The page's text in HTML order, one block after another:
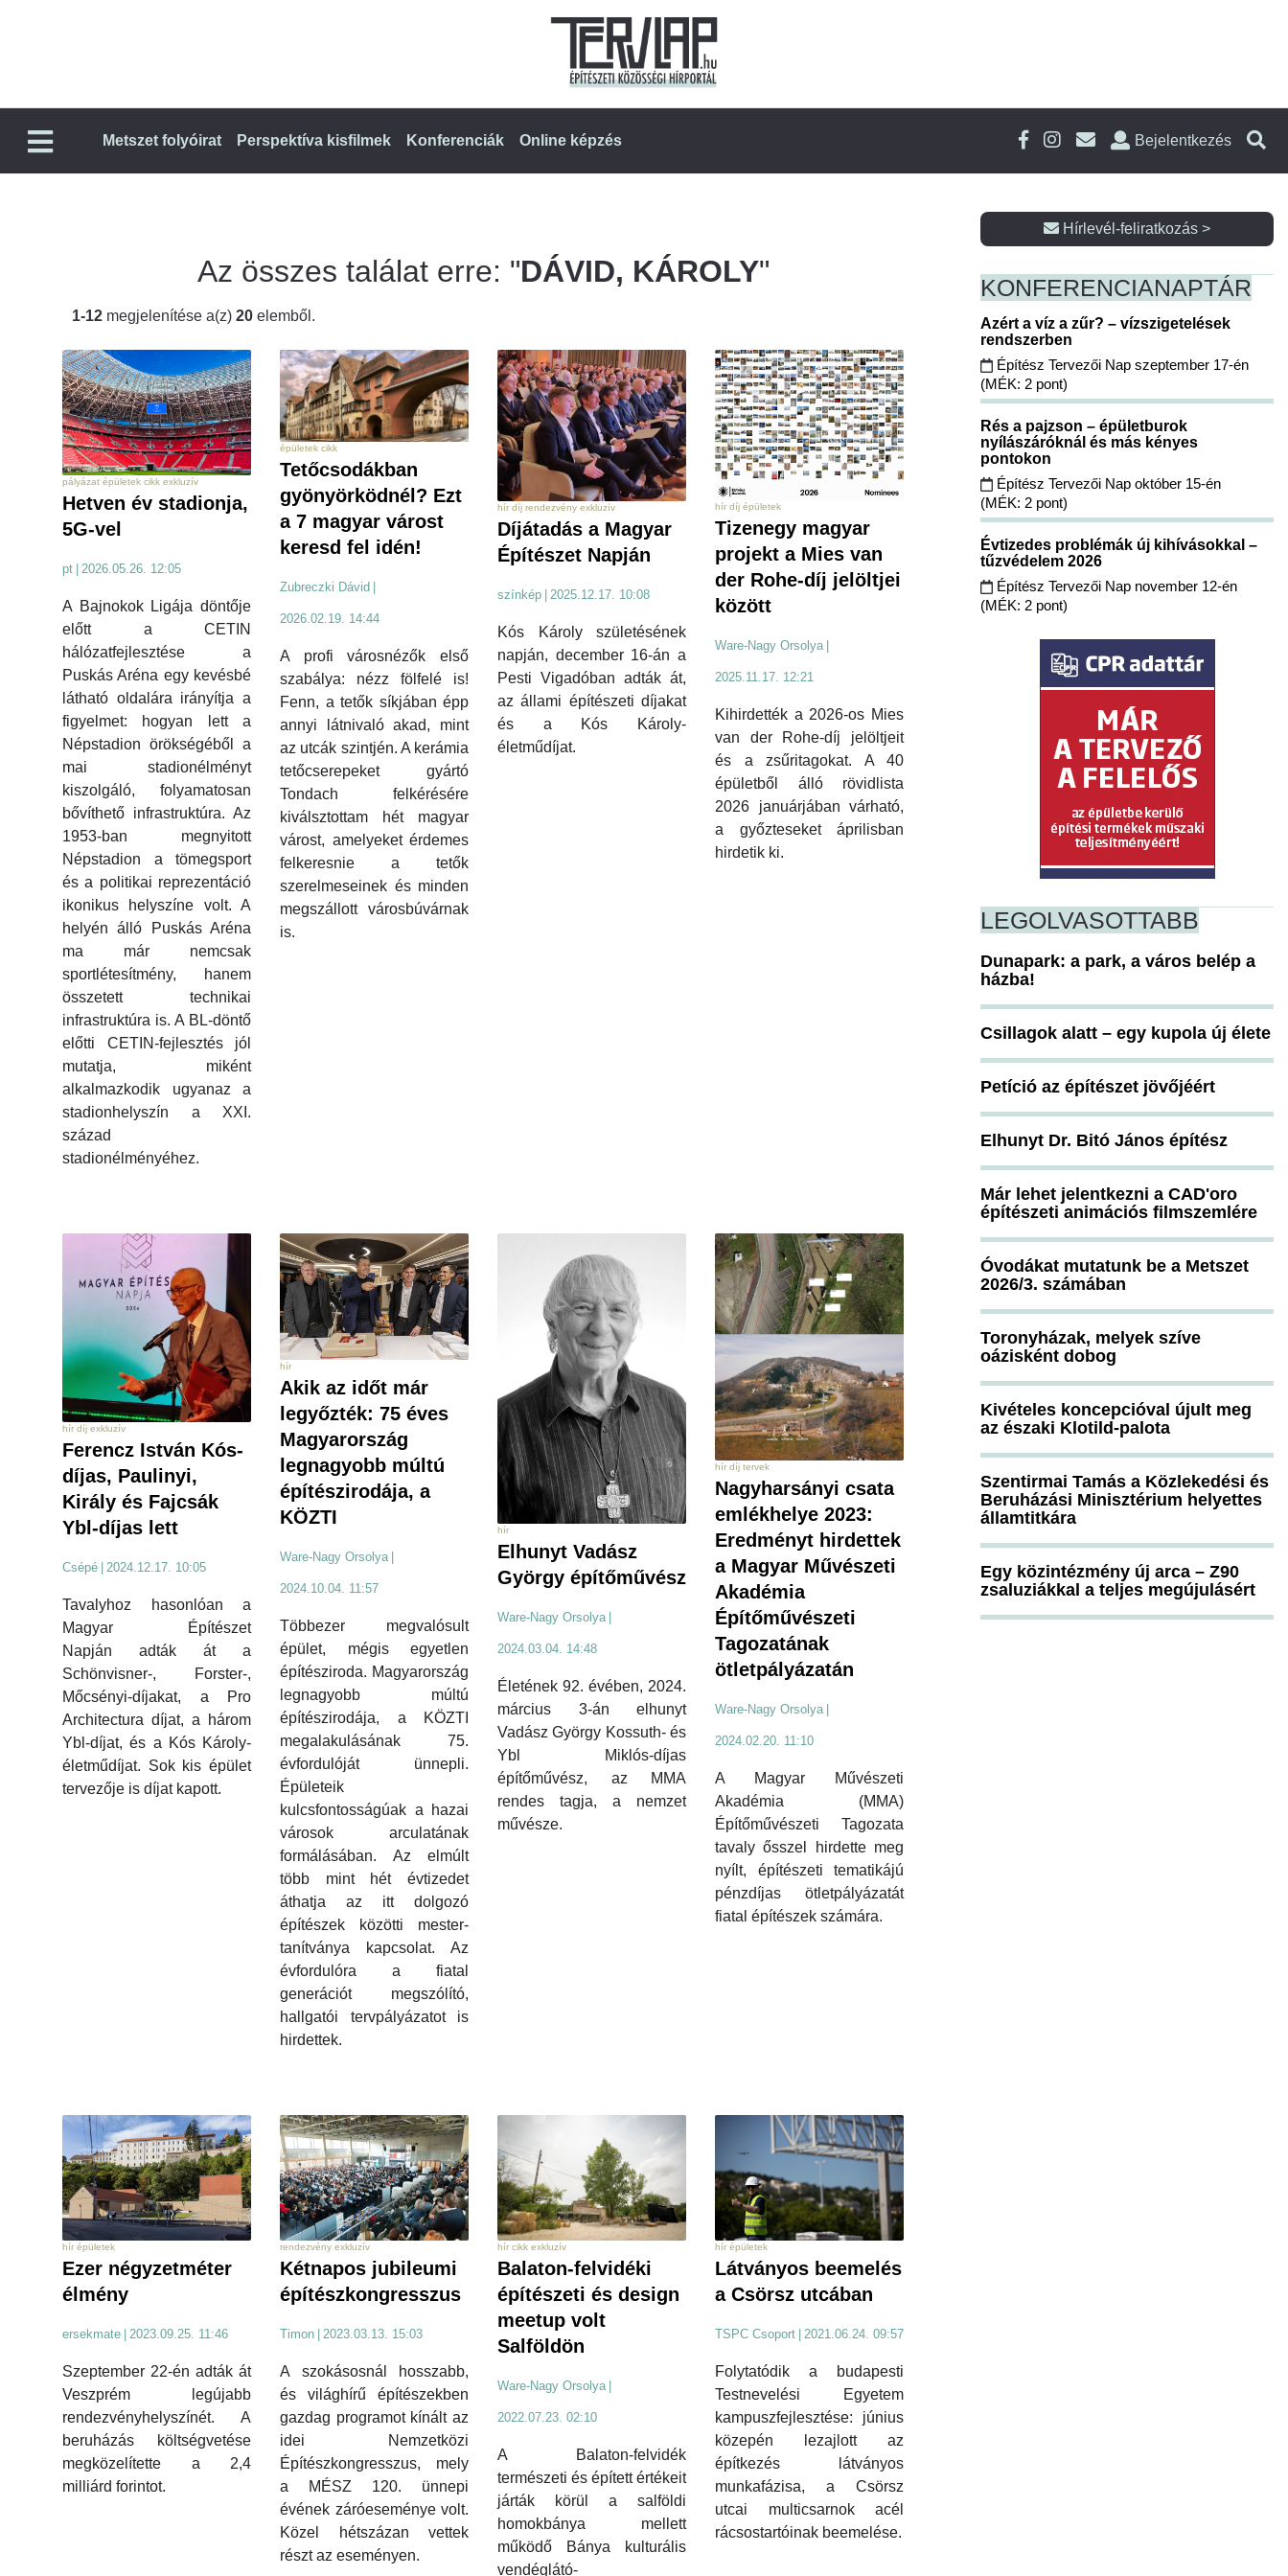
Metszet folyóirat Perspektíva kisfilmek Konferenciák Online képzés Bejelentkezés
Az összes találat erre: "DÁVID, KÁROLY"
1-12 megjelenítése a(z) 20 elemből.
pályázat épületek cikk exkluzív
Hetven év stadionja,
5G-vel
pt 2026.05.26. 12:05
A Bajnokok Ligája döntője
előtt a CETIN
hálózatfejlesztése a
Puskás Aréna egy kevésbé
látható oldalára irányítja a
figyelmet: hogyan lett a
Népstadion örökségéből a
mai stadionélményt
kiszolgáló, folyamatosan
bővíthető infrastruktúra. Az
1953-ban megnyitott
Népstadion a tömegsport
és a politikai reprezentáció
ikonikus helyszíne volt. A
helyén álló Puskás Aréna
ma már nemcsak
sportlétesítmény, hanem
összetett technikai
infrastruktúra is. A BL-döntő
előtti CETIN-fejlesztés jól
mutatja, miként
alkalmazkodik ugyanaz a
stadionhelyszín a XXI.
század
stadionélményéhez.
épületek cikk
Tetőcsodákban
gyönyörködnél? Ezt
a 7 magyar várost
keresd fel idén!
Zubreczki Dávid
2026.02.19. 14:44
A profi városnézők első
szabálya: nézz fölfelé is!
Fenn, a tetők síkjában épp
annyi látnivaló akad, mint
az utcák szintjén. A kerámia
tetőcserepeket gyártó
Tondach felkérésére
kiválsztottam hét magyar
várost, amelyeket érdemes
felkeresnie a tetők
szerelmeseinek és minden
megszállott városbúvárnak
is.
hír díj rendezvény exkluzív
Díjátadás a Magyar
Építészet Napján
színkép 2025.12.17. 10:08
Kós Károly születésének
napján, december 16-án a
Pesti Vigadóban adták át,
az állami építészeti díjakat
és a Kós Károly-
életműdíjat.
hír díj épületek
Tizenegy magyar
projekt a Mies van
der Rohe-díj jelöltjei
között
Ware-Nagy Orsolya
2025.11.17. 12:21
Kihirdették a 2026-os Mies
van der Rohe-díj jelöltjeit
és a zsűritagokat. A 40
épületből álló rövidlista
2026 januárjában várható,
a győzteseket áprilisban
hirdetik ki.
hír díj exkluzív
Ferencz István Kós-
díjas, Paulinyi,
Király és Fajcsák
Ybl-díjas lett
Csépé 2024.12.17. 10:05
Tavalyhoz hasonlóan a
Magyar Építészet
Napján adták át a
Schönvisner-, Forster-,
Mőcsényi-díjakat, a Pro
Architectura díjat, a három
Ybl-díjat, és a Kós Károly-
életműdíjat. Sok kis épület
tervezője is díjat kapott.
hír
Akik az időt már
legyőzték: 75 éves
Magyarország
legnagyobb múltú
építészirodája, a
KÖZTI
Ware-Nagy Orsolya |
2024.10.04. 11:57
Többezer megvalósult
épület, mégis egyetlen
építésziroda. Magyarország
legnagyobb múltú
építészirodája, a KÖZTI
megalakulásának 75.
évfordulóját ünnepli.
Épületeik
kulcsfontosságúak a hazai
városok arculatának
formálásában. Az elmúlt
több mint hét évtizedet
áthatja az itt dolgozó
építészek közötti mester-
tanítványa kapcsolat. Az
évfordulóra a fiatal
generációt megszólító,
hallgatói tervpályázatot is
hirdettek.
hír
Elhunyt Vadász
György építőművész
Ware-Nagy Orsolya
2024.03.04. 14:48
Életének 92. évében, 2024.
március 3-án elhunyt
Vadász György Kossuth- és
Ybl Miklós-díjas
építőművész, az MMA
rendes tagja, a nemzet
művésze.
hír díj tervek
Nagyharsányi csata
emlékhelye 2023:
Eredményt hirdettek
a Magyar Művészeti
Akadémia
Építőművészeti
Tagozatának
ötletpályázatán
Ware-Nagy Orsolya |
2024.02.20. 11:10
A Magyar Művészeti
Akadémia (MMA)
Építőművészeti Tagozata
tavaly ősszel hirdette meg
nyílt, építészeti tematikájú
pénzdíjas ötletpályázatát
fiatal építészek számára.
hír épületek
Ezer négyzetméter
élmény
ersekmate 2023.09.25. 11:46
Szeptember 22-én adták át
Veszprém legújabb
rendezvényhelyszínét. A
beruházás költségvetése
megközelítette a 2,4
milliárd forintot.
rendezvény exkluzív
Kétnapos jubileumi
építészkongresszus
Timon 2023.03.13. 15:03
A szokásosnál hosszabb,
és világhírű építészekben
gazdag programot kínált az
idei Nemzetközi
Építészkongresszus, mely
a MÉSZ 120. ünnepi
évének záróeseménye volt.
Közel hétszázan vettek
részt az eseményen.
hír cikk exkluzív
Balaton-felvidéki
építészeti és design
meetup volt
Salföldön
Ware-Nagy Orsolya
2022.07.23. 02:10
A Balaton-felvidék
természeti és épített értékeit
járták körül a salföldi
homokbánya mellett
működő Bánya kulturális
vendéglátó-
hír épületek
Látványos beemelés
a Csörsz utcában
TSPC Csoport 2021.06.24. 09:57
Folytatódik a budapesti
Testnevelési Egyetem
kampuszfejlesztése: június
közepén lezajlott az
építkezés látványos
munkafázisa, a Csörsz
utcai multicsarnok acél
rácsostartóinak beemelése.
Hírlevél-feliratkozás >
KONFERENCIANAPTÁR
Azért a víz a zűr? – vízszigetelések
rendszerben
Építész Tervezői Nap szeptember 17-én
(MÉK: 2 pont)
Rés a pajzson – épületburok
nyílászáróknál és más kényes
pontokon
Építész Tervezői Nap október 15-én
(MÉK: 2 pont)
Évtizedes problémák új kihívásokkal –
tűzvédelem 2026
Építész Tervezői Nap november 12-én
(MÉK: 2 pont)
LEGOLVASOTTABB
Dunapark: a park, a város belép a
házba!
Csillagok alatt – egy kupola új élete
Petíció az építészet jövőjéért
Elhunyt Dr. Bitó János építész
Már lehet jelentkezni a CAD'oro
építészeti animációs filmszemlére
Óvodákat mutatunk be a Metszet
2026/3. számában
Toronyházak, melyek szíve
oázisként dobog
Kivételes koncepcióval újult meg
az északi Klotild-palota
Szentirmai Tamás a Közlekedési és
Beruházási Minisztérium helyettes
államtitkára
Egy közintézmény új arca – Z90
zsaluziákkal a teljes megújulásért